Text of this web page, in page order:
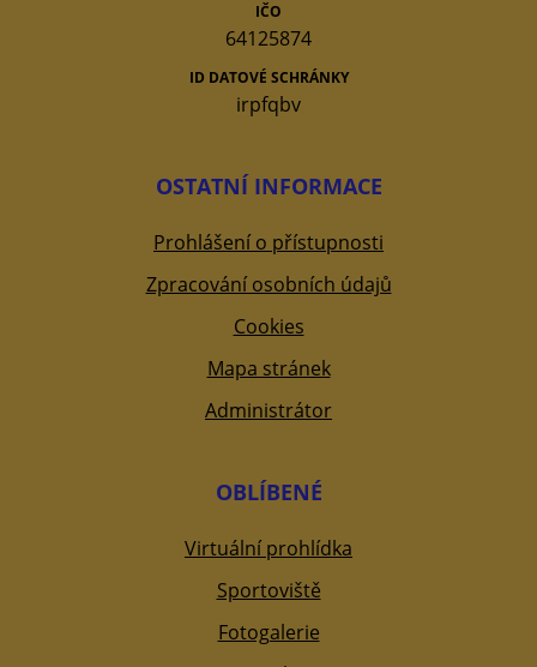
IČO
64125874
ID DATOVÉ SCHRÁNKY
irpfqbv
OSTATNÍ INFORMACE
Prohlášení o přístupnosti
Zpracování osobních údajů
Cookies
Mapa stránek
Administrátor
OBLÍBENÉ
Virtuální prohlídka
Sportoviště
Fotogalerie